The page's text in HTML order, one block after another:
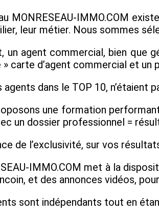
MONRESEAU-IMMO.COM
leur métier. Nous sommes
un agent commercial, bien que
» carte d’agent commercial et
agents dans le TOP 10, n’étaient
une formation
un dossier professionnel =
de l’exclusivité, sur vos
IMMO.COM met à la
et des annonces vidéos,
sont indépendants tout en